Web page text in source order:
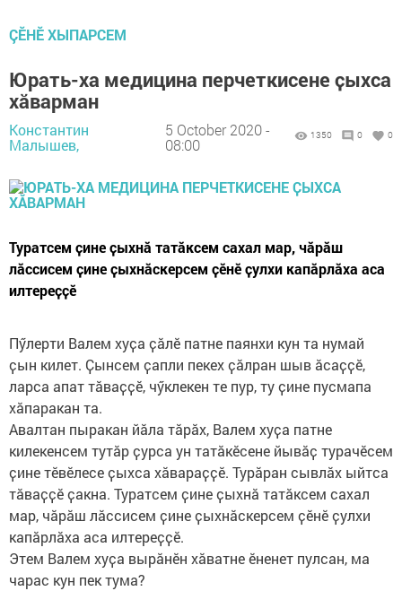
ÇӖНӖ ХЫПАРСЕМ
Юрать-ха медицина перчеткисене ҫыхса
хӑварман
Константин
Малышев,
5 October 2020 -
08:00
1350 0 0
Туратсем ҫине ҫыхнӑ татӑксем сахал мар, чӑрӑш
лӑссисем ҫине ҫыхнӑскерсем ҫӗнӗ ҫулхи капӑрлӑха аса
илтереҫҫӗ
Пӳлерти Валем хуҫа ҫӑлӗ патне паянхи кун та нумай
ҫын килет. Ҫынсем ҫапли пекех ҫӑлран шыв ӑсаҫҫӗ,
ларса апат тӑваҫҫӗ, чӳклекен те пур, ту ҫине пусмапа
хӑпаракан та.
Авалтан пыракан йӑла тӑрӑх, Валем хуҫа патне
килекенсем тутӑр ҫурса ун татӑкӗсене йывӑҫ турачӗсем
ҫине тӗвӗлесе ҫыхса хӑвараҫҫӗ. Турӑран сывлӑх ыйтса
тӑваҫҫӗ ҫакна. Туратсем ҫине ҫыхнӑ татӑксем сахал
мар, чӑрӑш лӑссисем ҫине ҫыхнӑскерсем ҫӗнӗ ҫулхи
капӑрлӑха аса илтереҫҫӗ.
Этем Валем хуҫа вырӑнӗн хӑватне ӗненет пулсан, ма
чарас кун пек тума?